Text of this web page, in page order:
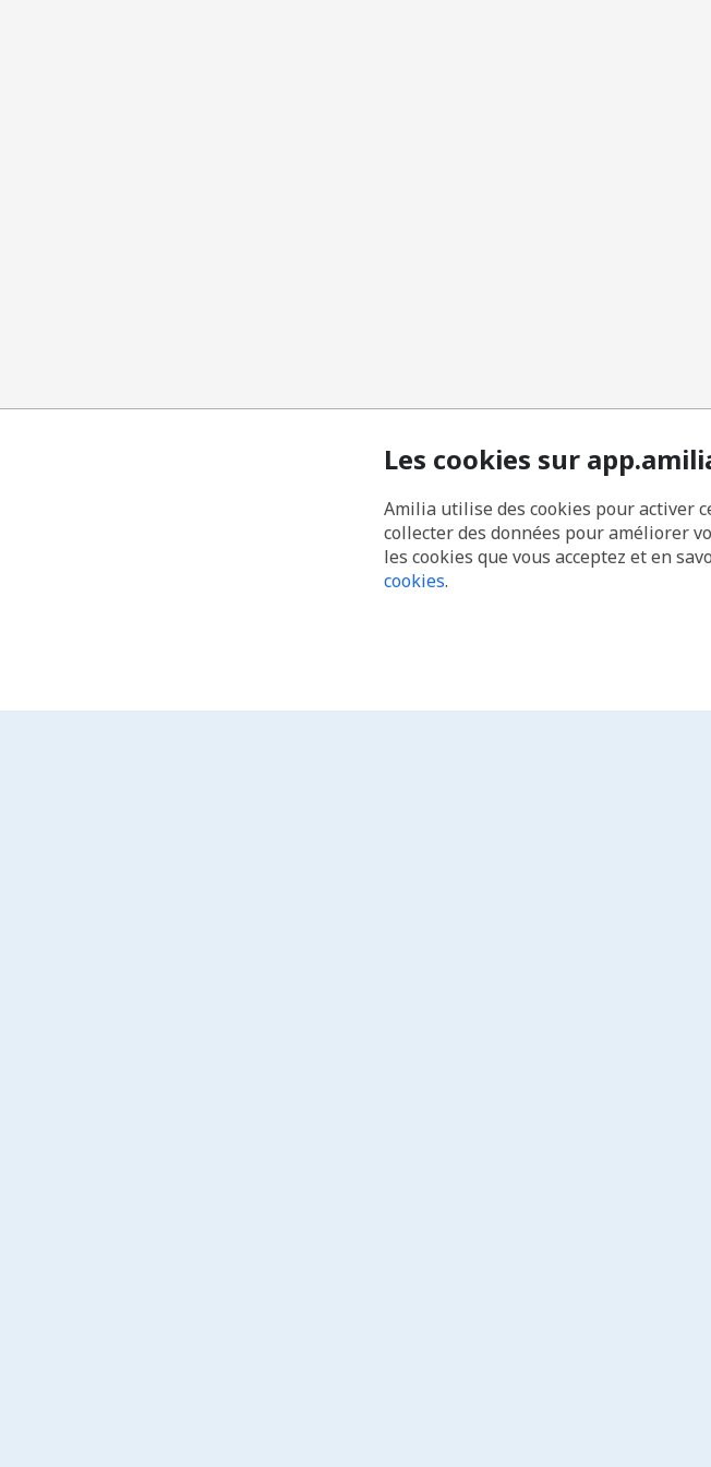
Les cookies sur
Amilia utilise des cookies pour activer
collecter des données pour améliorer
les cookies que vous acceptez et en
cookies.